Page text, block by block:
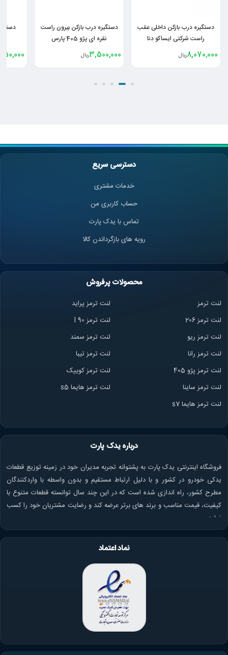
دستگیره درب بازکن بیرون راست
نقره ای پژو 405 پارس
3,500,000ریال
دستگیره درب بازکن از داخل
راست پراید 141
850,000ریال
دسترسی سریع
خدمات مشتری
حساب کاربری من
تماس با یدک پارت
رویه های بازگرداندن کالا
محصولات پرفروش
لنت ترمز
لنت ترمز پراید
لنت ترمز 206
لنت ترمز l 90
لنت ترمز ریو
لنت ترمز سمند
لنت ترمز رانا
لنت ترمز تیبا
لنت ترمز پژو 405
لنت ترمز کوییک
لنت ترمز ساینا
لنت ترمز هایما s5
لنت ترمز هایما s7
درباره یدک پارت
فروشگاه اینترنتی یدک پارت به پشتوانه تجربه مدیران خود در زمینه توزیع قطعات
یدکی خودرو در کشور و با دلیل ارتباط مستقیم و بدون واسطه با واردکنندگان
مطرح کشور، راه اندازی شده است که در این چند سال توانسته قطعات متنوع با
کیفیت، قیمت مناسب و برند های برتر عرضه کند و رضایت مشتریان خود را کسب
نماید.
نماد اعتماد